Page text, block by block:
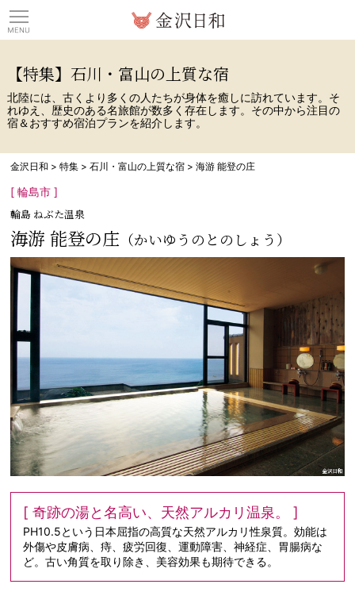
【特集】石川・富山の上質な宿
北陸には、古くより多くの人たちが身体を癒しに訪れています。そ
れゆえ、歴史のある名旅館が数多く存在します。その中から注目の
宿＆おすすめ宿泊プランを紹介します。
金沢日和 >特集 >石川・富山の上質な宿 >海游 能登の庄
[ 輪島市 ]
輪島 ねぶた温泉
海游 能登の庄 （かいゆうのとのしょう）
[ 奇跡の湯と名高い、天然アルカリ温泉。 ]
PH10.5という日本屈指の高質な天然アルカリ性泉質。効能は
外傷や皮膚病、痔、疲労回復、運動障害、神経症、胃腸病な
ど。古い角質を取り除き、美容効果も期待できる。